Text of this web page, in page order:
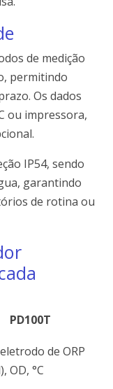
de medição
permitindo
Os dados
ou impressora,
IP54, sendo
garantindo
de rotina ou
PD100T
de ORP
OD, °C